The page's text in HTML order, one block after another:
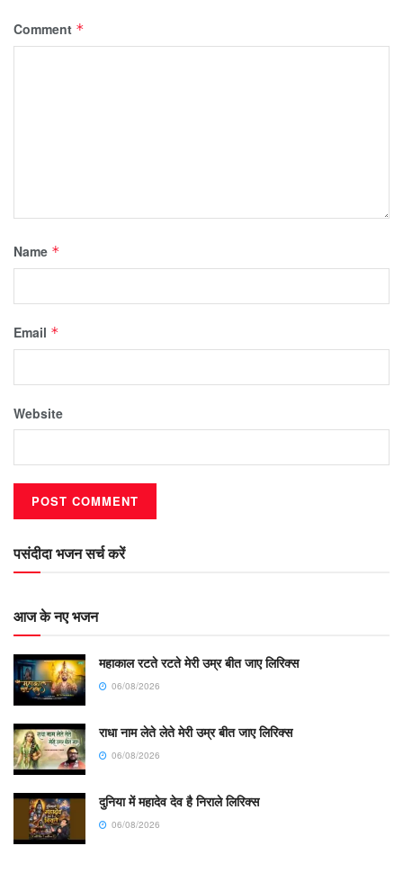
Comment *
Name *
Email *
Website
पसंदीदा भजन सर्च करें
आज के नए भजन
महाकाल रटते रटते मेरी उम्र बीत जाए लिरिक्स
06/08/2026
राधा नाम लेते लेते मेरी उम्र बीत जाए लिरिक्स
06/08/2026
दुनिया में महादेव देव है निराले लिरिक्स
06/08/2026